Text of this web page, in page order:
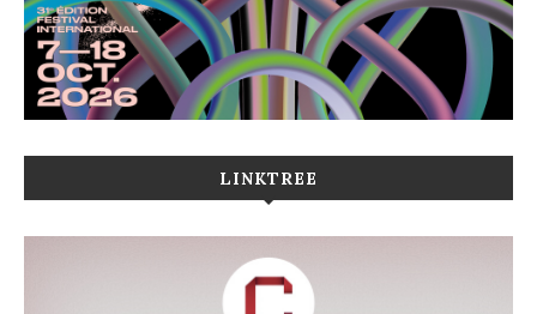
LINKTREE